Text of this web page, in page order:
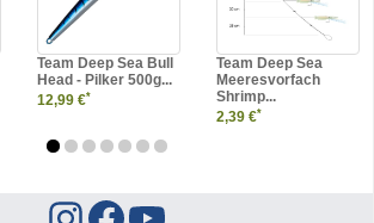
Team Deep Sea Bull
Head - Pilker 500g...
12,99 €*
Team Deep Sea
Meeresvorfach
Shrimp...
2,39 €*